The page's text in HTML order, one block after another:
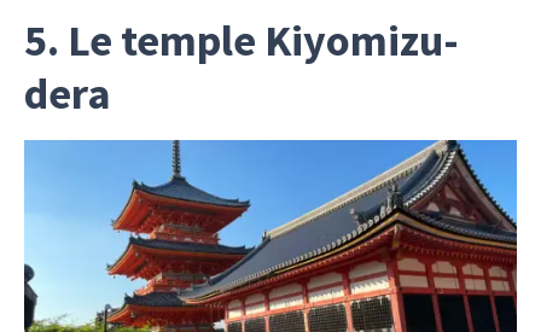
5. Le temple Kiyomizu-
dera
Kiyomizu-dera
est l'un des temples les plus
emblématiques de Kyoto, réputé pour sa
plateforme en bois qui s'élève majestueusement
au-dessus de la forêt environnante, offrant une
vue panoramique spectaculaire sur la ville. Ce